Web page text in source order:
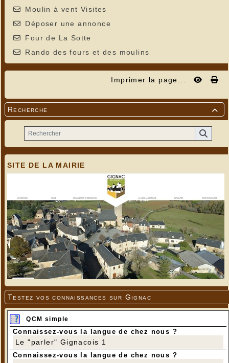
Moulin à vent Visites
Déposer une annonce
Four de La Sotte
Rando des fours et des moulins
Imprimer la page...

Recherche
SITE DE LA MAIRIE
Testez vos connaissances sur Gignac
QCM simple
Connaissez-vous la langue de chez nous ?
Le "parler" Gignacois 1
Connaissez-vous la langue de chez nous ?